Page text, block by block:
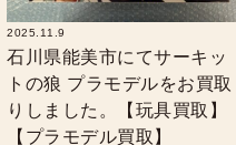
2025.11.9
石川県能美市にてサーキッ
トの狼 プラモデルをお買取
りしました。【玩具買取】
【プラモデル買取】